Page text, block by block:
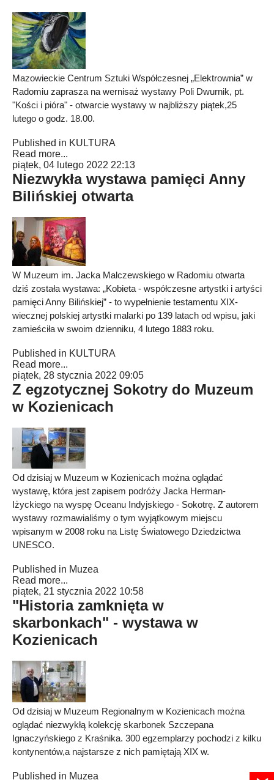
Mazowieckie Centrum Sztuki Współczesnej „Elektrownia” w
Radomiu zaprasza na wernisaż wystawy Poli Dwurnik, pt.
"Kości i pióra" - otwarcie wystawy w najbliższy piątek,25
lutego o godz. 18.00.
Published in KULTURA
Read more...
piątek, 04 lutego 2022 22:13
Niezwykła wystawa pamięci Anny
Bilińskiej otwarta
W Muzeum im. Jacka Malczewskiego w Radomiu otwarta
dziś została wystawa: „Kobieta - współczesne artystki i artyści
pamięci Anny Bilińskiej” - to wypełnienie testamentu XIX-
wiecznej polskiej artystki malarki po 139 latach od wpisu, jaki
zamieściła w swoim dzienniku, 4 lutego 1883 roku.
Published in KULTURA
Read more...
piątek, 28 stycznia 2022 09:05
Z egzotycznej Sokotry do Muzeum
w Kozienicach
Od dzisiaj w Muzeum w Kozienicach można oglądać
wystawę, która jest zapisem podróży Jacka Herman-
Iżyckiego na wyspę Oceanu Indyjskiego - Sokotrę. Z autorem
wystawy rozmawialiśmy o tym wyjątkowym miejscu
wpisanym w 2008 roku na Listę Światowego Dziedzictwa
UNESCO.
Published in Muzea
Read more...
piątek, 21 stycznia 2022 10:58
"Historia zamknięta w
skarbonkach" - wystawa w
Kozienicach
Od dzisiaj w Muzeum Regionalnym w Kozienicach można
oglądać niezwykłą kolekcję skarbonek Szczepana
Ignaczyńskiego z Kraśnika. 300 egzemplarzy pochodzi z kilku
kontynentów,a najstarsze z nich pamiętają XIX w.
Published in Muzea